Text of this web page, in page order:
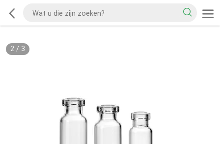
2/ 3